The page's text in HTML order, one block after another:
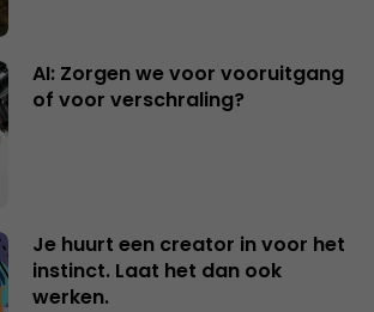
AI: Zorgen we voor vooruitgang
of voor verschraling?
Je huurt een creator in voor het
instinct. Laat het dan ook
werken.